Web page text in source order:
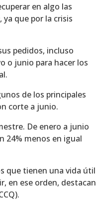
en algo las
ya que por la crisis
pedidos, incluso
o junio para hacer los
de los principales
corte a junio.
De enero a junio
24% menos en igual
que tienen una vida útil
en ese orden, destacan